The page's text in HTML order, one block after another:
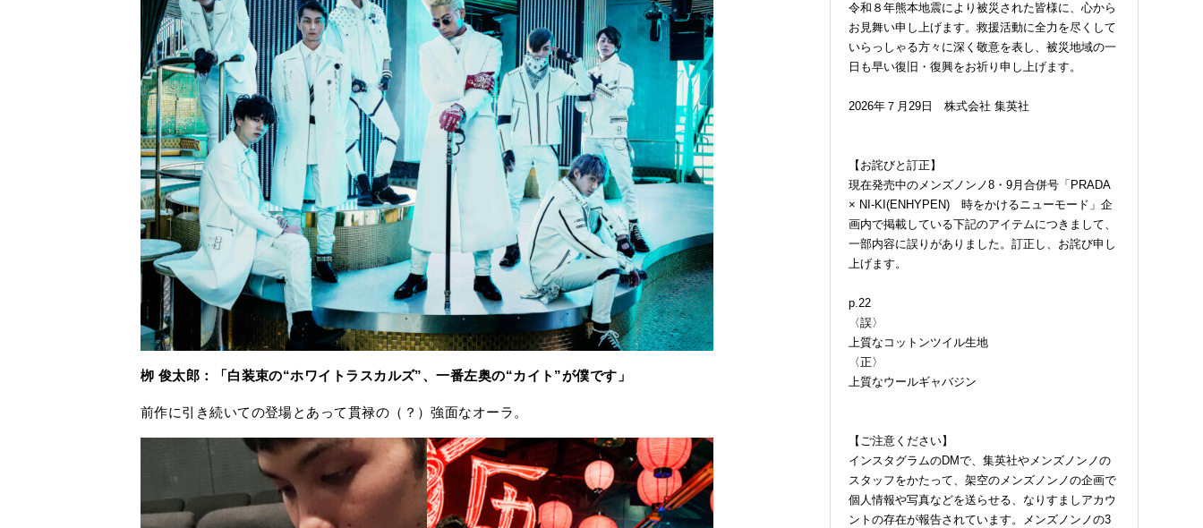
栁 俊太郎：「白装束の“ホワイトラスカルズ”、一番左奥の“カイト”が僕です」
前作に引き続いての登場とあって貫禄の（？）強面なオーラ。
令和８年熊本地震により被災された皆様に、心から
お見舞い申し上げます。救援活動に全力を尽くして
いらっしゃる方々に深く敬意を表し、被災地域の一
日も早い復旧・復興をお祈り申し上げます。
2026年７月29日 株式会社 集英社
【お詫びと訂正】
現在発売中のメンズノンノ8・9月合併号「PRADA
× NI-KI(ENHYPEN) 時をかけるニューモード」企
画内で掲載している下記のアイテムにつきまして、
一部内容に誤りがありました。訂正し、お詫び申し
上げます。
p.22
〈誤〉
上質なコットンツイル生地
〈正〉
上質なウールギャバジン
【ご注意ください】
インスタグラムのDMで、集英社やメンズノンノの
スタッフをかたって、架空のメンズノンノの企画で
個人情報や写真などを送らせる、なりすましアカウ
ントの存在が報告されています。メンズノンノの3